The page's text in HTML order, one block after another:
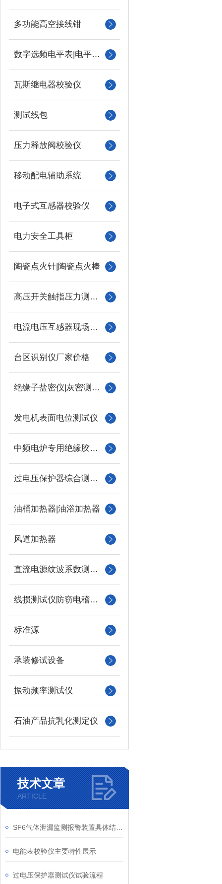
多功能高空接线钳
数字选频电平表|电平振荡器
瓦斯继电器校验仪
测试线包
压力释放阀校验仪
移动配电辅助系统
电子式互感器校验仪
电力安全工具柜
陶瓷点火针|陶瓷点火棒
高压开关触指压力测试仪
电流电压互感器现场校验仪
台区识别仪厂家价格
绝缘子盐密仪|灰密测试仪
发电机表面电位测试仪
中频电炉专用绝缘胶木柱
过电压保护器综合测试仪
油桶加热器|油浴加热器
风道加热器
直流电源纹波系数测试仪
线损测试仪防窃电稽查仪
标准源
承装修试设备
振动频率测试仪
石油产品抗乳化测定仪
技术文章
ARTICLE
电能表校验仪主要特性展示
过电压保护器测试仪试验流程